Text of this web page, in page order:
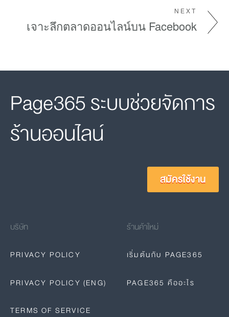
NEXT
เจาะลึกตลาดออนไลน์บน Facebook
Page365 ระบบช่วยจัดการ
ร้านออนไลน์
สมัครใช้งาน
บริษัท
PRIVACY POLICY
PRIVACY POLICY (ENG)
TERMS OF SERVICE
ร้านค้าใหม่
เริ่มต้นกับ PAGE365
PAGE365 คืออะไร